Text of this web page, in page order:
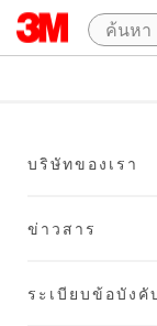
บริษัทของเรา
ข่าวสาร
ระเบียบข้อบังคั